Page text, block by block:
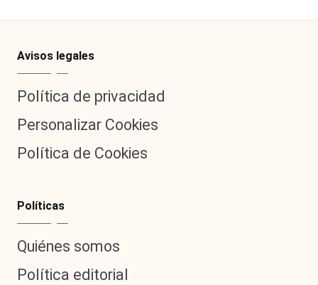
Avisos legales
Política de privacidad
Personalizar Cookies
Política de Cookies
Políticas
Quiénes somos
Política editorial